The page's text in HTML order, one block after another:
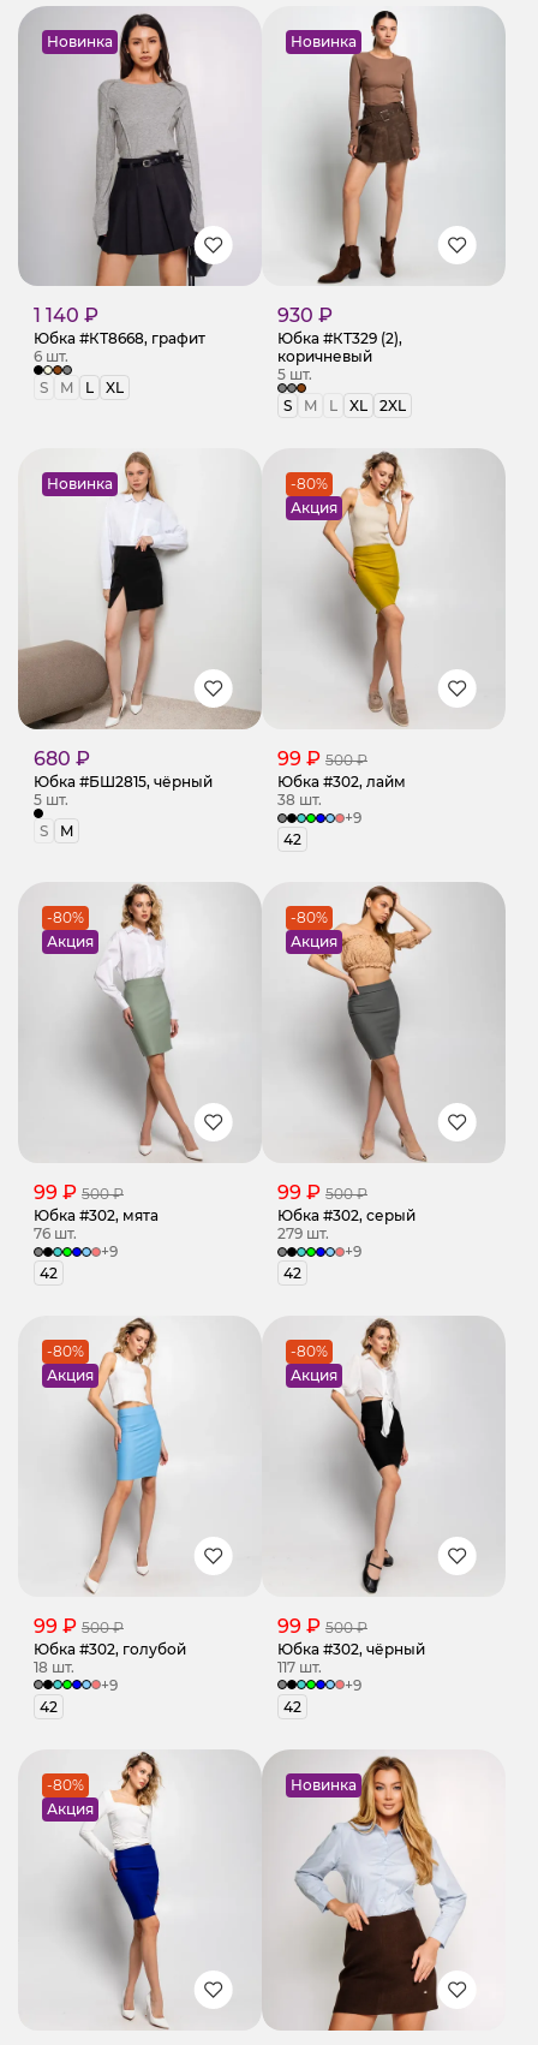
Новинка
1 140 ₽
Юбка #КТ8668, графит
6 шт.
S
M L XL
Новинка
930 ₽
Юбка #КТ329 (2),
коричневый
5 шт.
S
M L XL 2XL
Новинка
680 ₽
Юбка #БШ2815, чёрный
5 шт.
S
M
-80%
Акция
99 ₽ 500 ₽
Юбка #302, лайм
38 шт.
+9
42
-80%
Акция
99 ₽ 500 ₽
Юбка #302, мята
76 шт.
+9
42
-80%
Акция
99 ₽ 500 ₽
Юбка #302, серый
279 шт.
+9
42
-80%
Акция
99 ₽ 500 ₽
Юбка #302, голубой
18 шт.
+9
42
-80%
Акция
99 ₽ 500 ₽
Юбка #302, чёрный
117 шт.
+9
42
-80%
Акция
Новинка